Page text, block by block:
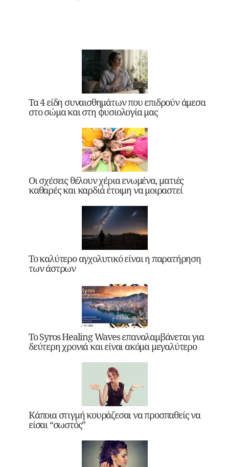
Τα 4 είδη συναισθημάτων που επιδρούν άμεσα
στο σώμα και στη φυσιολογία μας
Οι σχέσεις θέλουν χέρια ενωμένα, ματιές
καθαρές και καρδιά έτοιμη να μοιραστεί
Το καλύτερο αγχολυτικό είναι η παρατήρηση
των άστρων
Το Syros Healing Waves επαναλαμβάνεται για
δεύτερη χρονιά και είναι ακόμα μεγαλύτερο
Κάποια στιγμή κουράζεσαι να προσπαθείς να
είσαι “σωστός”